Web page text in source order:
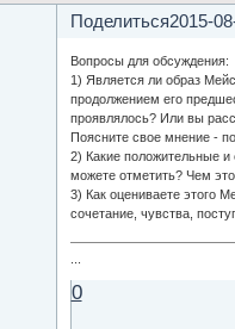
Поделиться2015-
Вопросы для обсуждения:
1) Является ли образ
продолжением его
проявлялось? Или вы
Поясните свое мнение -
2) Какие положительные и
можете отметить? Чем
3) Как оцениваете этого
сочетание, чувства,
0